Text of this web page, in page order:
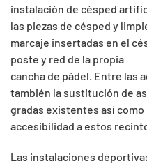
instalación de césped
las piezas de césped y
marcaje insertadas en el
poste y red de la propia
cancha de pádel. Entre las
también la sustitución de
gradas existentes así
accesibilidad a estos
Las instalaciones